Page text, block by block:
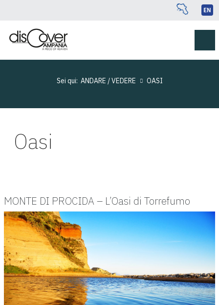
EN
Sei qui: ANDARE / VEDERE OASI
Oasi
MONTE DI PROCIDA – L’Oasi di Torrefumo